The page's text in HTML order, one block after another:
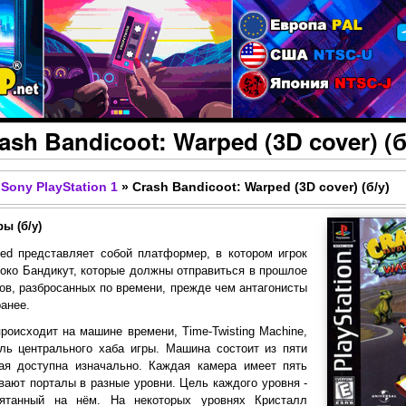
Перейти к основному
содержанию
Bandicoot: Warped (3D cover)
Sony PlayStation 1 » Crash Bandicoot: Warped (3D cover) (б/у)
(б/у)
представляет собой платформер, в котором игрок
Бандикут, которые должны отправиться в прошлое
разбросанных по времени, прежде чем антагонисты
на машине времени, Time-Twisting Machine,
центрального хаба игры. Машина состоит из пяти
доступна изначально. Каждая камера имеет пять
порталы в разные уровни. Цель каждого уровня -
на нём. На некоторых уровнях Кристалл